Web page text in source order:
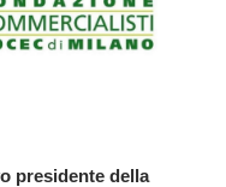
presidente della